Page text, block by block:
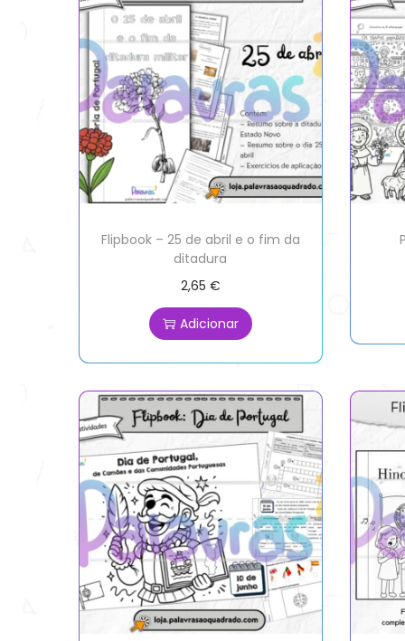
Flipbook – 25 de abril e o fim da
ditadura
2,65 €
Adicionar